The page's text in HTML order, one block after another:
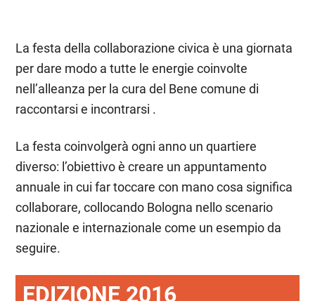
La festa della collaborazione civica è una giornata
per dare modo a tutte le energie coinvolte
nell’alleanza per la cura del Bene comune di
raccontarsi e incontrarsi .
La festa coinvolgerà ogni anno un quartiere
diverso: l’obiettivo è creare un appuntamento
annuale in cui far toccare con mano cosa significa
collaborare, collocando Bologna nello scenario
nazionale e internazionale come un esempio da
seguire.
EDIZIONE 2016